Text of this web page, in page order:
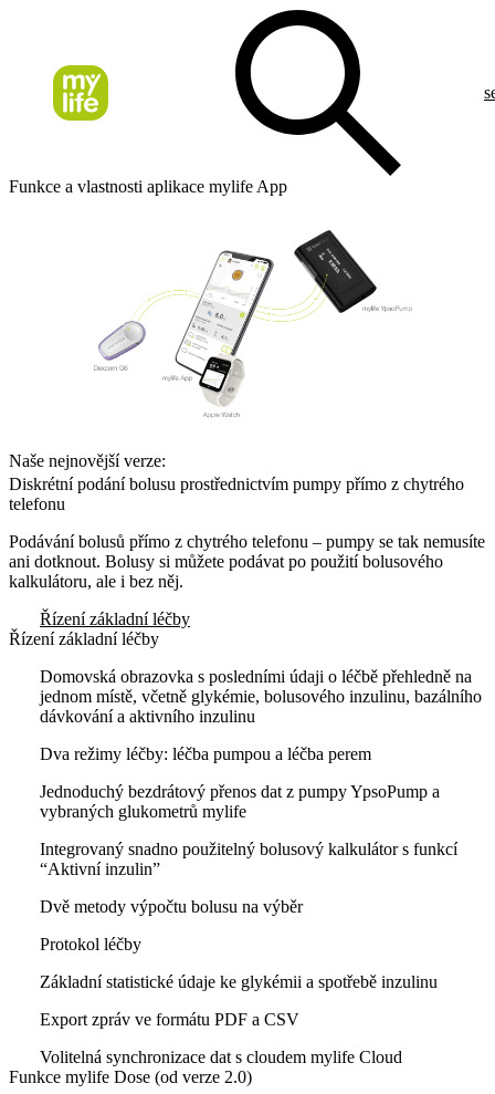
Funkce a vlastnosti aplikace mylife App
Naše nejnovější verze:
Diskrétní podání bolusu prostřednictvím pumpy přímo z chytrého
telefonu
Podávání bolusů přímo z chytrého telefonu – pumpy se tak nemusíte
ani dotknout. Bolusy si můžete podávat po použití bolusového
kalkulátoru, ale i bez něj.
Řízení základní léčby
Řízení základní léčby
Domovská obrazovka s posledními údaji o léčbě přehledně na
jednom místě, včetně glykémie, bolusového inzulinu, bazálního
dávkování a aktivního inzulinu
Dva režimy léčby: léčba pumpou a léčba perem
Jednoduchý bezdrátový přenos dat z pumpy YpsoPump a
vybraných glukometrů mylife
Integrovaný snadno použitelný bolusový kalkulátor s funkcí
“Aktivní inzulin”
Dvě metody výpočtu bolusu na výběr
Protokol léčby
Základní statistické údaje ke glykémii a spotřebě inzulinu
Export zpráv ve formátu PDF a CSV
Volitelná synchronizace dat s cloudem mylife Cloud
Funkce mylife Dose (od verze 2.0)